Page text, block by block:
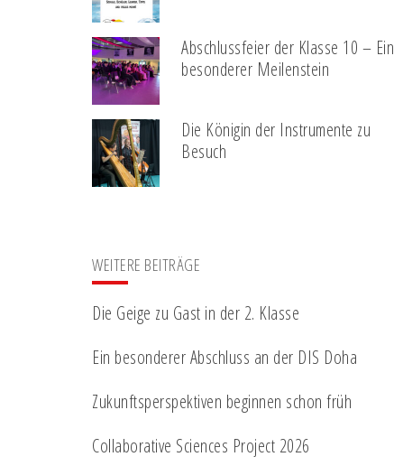
Abschlussfeier der Klasse 10 – Ein
besonderer Meilenstein
Die Königin der Instrumente zu
Besuch
WEITERE BEITRÄGE
Die Geige zu Gast in der 2. Klasse
Ein besonderer Abschluss an der DIS Doha
Zukunftsperspektiven beginnen schon früh
Collaborative Sciences Project 2026